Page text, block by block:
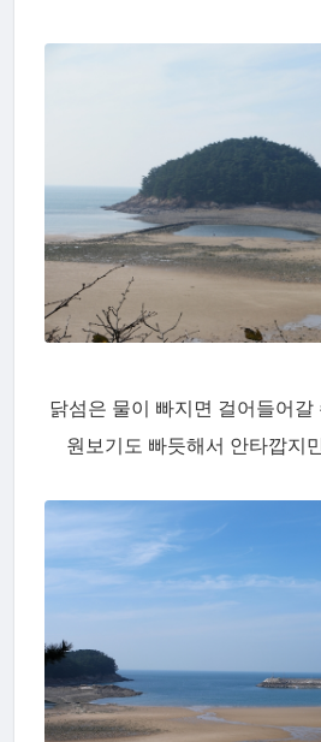
닭섬은 물이 빠지면 걸어들어갈
원보기도 빠듯해서 안타깝지